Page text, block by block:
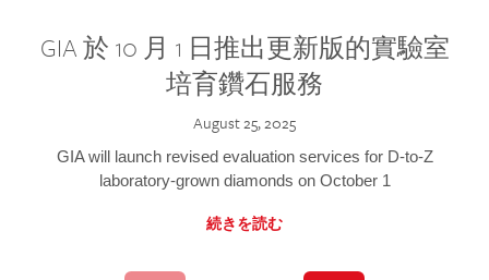
GIA 於 10 月 1 日推出更新版的實驗室
培育鑽石服務
August 25, 2025
GIA will launch revised evaluation services for D-to-Z
laboratory-grown diamonds on October 1
続きを読む